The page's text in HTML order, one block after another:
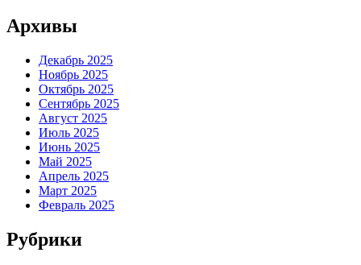
Архивы
Декабрь 2025
Ноябрь 2025
Октябрь 2025
Сентябрь 2025
Август 2025
Июль 2025
Июнь 2025
Май 2025
Апрель 2025
Март 2025
Февраль 2025
Рубрики